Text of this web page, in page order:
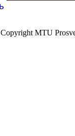
MTU